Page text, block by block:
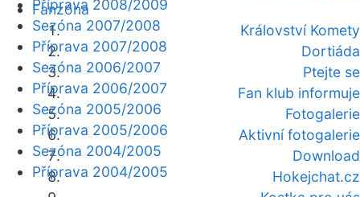
Fanzóna
Království Komety
Dortiáda
Ptejte se
Fan klub informuje
Fotogalerie
Aktivní fotogalerie
Download
Hokejchat.cz
Příprava 2008/2009
Sezóna 2007/2008
Příprava 2007/2008
Sezóna 2006/2007
Příprava 2006/2007
Sezóna 2005/2006
Příprava 2005/2006
Sezóna 2004/2005
Příprava 2004/2005